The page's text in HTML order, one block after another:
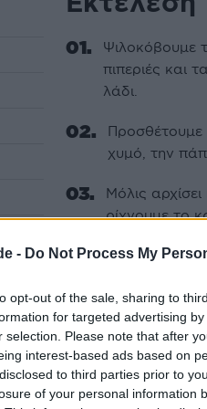
- Do Not Process My
opt-out of the sale, sharing to
for targeted advertising
selection. Please note that after
interest-based ads based on
to third parties prior to
of your personal information
Ψιλοκόβουμε
πιπεριές και
λάδι.
Προσθέτουμε
χυμό, την
Μόλις
ρίχνουμε το
ώστε να
κουτάλα για
Μόλις
βγάζουμε
σερβίρουμε